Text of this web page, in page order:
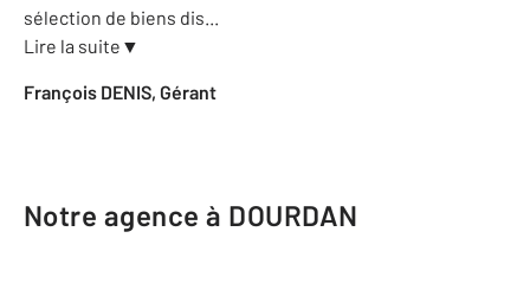
sélection de biens dis...
Lire la suite ▼
François DENIS, Gérant
Notre agence à DOURDAN